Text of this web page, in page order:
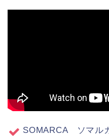
SOMARCA ソマル